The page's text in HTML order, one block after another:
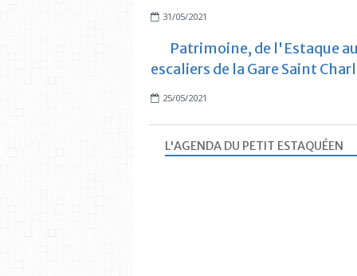
31/05/2021
Patrimoine, de l'Estaque
escaliers de la Gare Saint
25/05/2021
L'AGENDA DU PETIT ESTAQUÉEN